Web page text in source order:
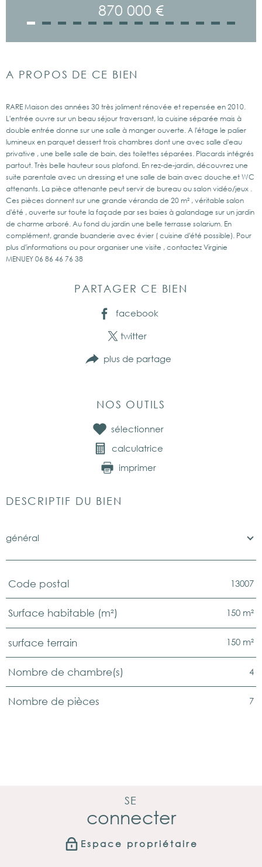
870 000 €
A PROPOS DE CE BIEN
RARE Maison des années 30 très joliment rénovée et repensée en 2010.
L'entrée ouvre sur un beau séjour traversant, la cuisine séparée mais à
double entrée donne sur une salle à manger ouverte. A l'étage le palier
lumineux en parquet dessert trois chambres dont une avec salle d'eau
privative , une belle salle de bain, des toilettes séparées. Placards intégrés
partout. Très belle hauteur sous plafond. En rez-de-jardin, découvrez une
suite parentale avec un dressing et une salle de bain avec douche.et WC
attenants. La pièce attenante peut servir de bureau ou salon vidéo/jeux .
Ces pièces donnent sur une grande véranda de 20 m² , véritable salon
d'été , ouverte sur toute la façade par ses baies à galandage sur un jardin
de charme arboré. Au fond du jardin une belle terrasse solarium. En
complément, grande buanderie avec évier ( cuisine d'été possible). Pour
plus d'informations ou pour organiser une visite , contactez Virginie
PARTAGER CE BIEN
facebook
twitter
plus de partage
NOS OUTILS
sélectionner
calculatrice
imprimer
DESCRIPTIF DU BIEN
général
TRAD_PAMPERO_Caracteristique
Code postal 13007
Surface habitable (m²) 150 m²
surface terrain 150 m²
Nombre de chambre(s) 4
Nombre de pièces 7
SE
connecter
Espace propriétaire